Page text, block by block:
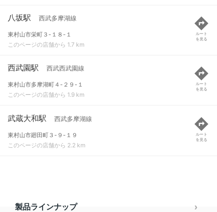
八坂駅 西武多摩湖線
東村山市栄町３-１８-１
このページの店舗から 1.7 km
ルート
を見る
西武園駅 西武西武園線
東村山市多摩湖町４-２９-１
このページの店舗から 1.9 km
ルート
を見る
武蔵大和駅 西武多摩湖線
東村山市廻田町３-９-１９
このページの店舗から 2.2 km
ルート
を見る
製品ラインナップ